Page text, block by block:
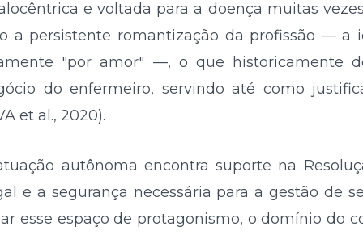
e voltada para a doença muitas
a persistente romantização da profissão —
"por amor" —, o que historicamente
do enfermeiro, servindo até como
et al., 2020).
autônoma encontra suporte na
e a segurança necessária para a gestão de
esse espaço de protagonismo, o domínio do